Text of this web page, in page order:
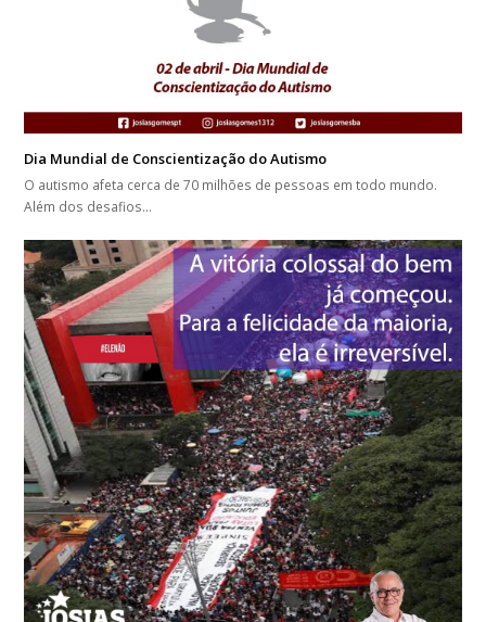
Dia Mundial de Conscientização do Autismo
O autismo afeta cerca de 70 milhões de pessoas em todo mundo.
Além dos desafios…